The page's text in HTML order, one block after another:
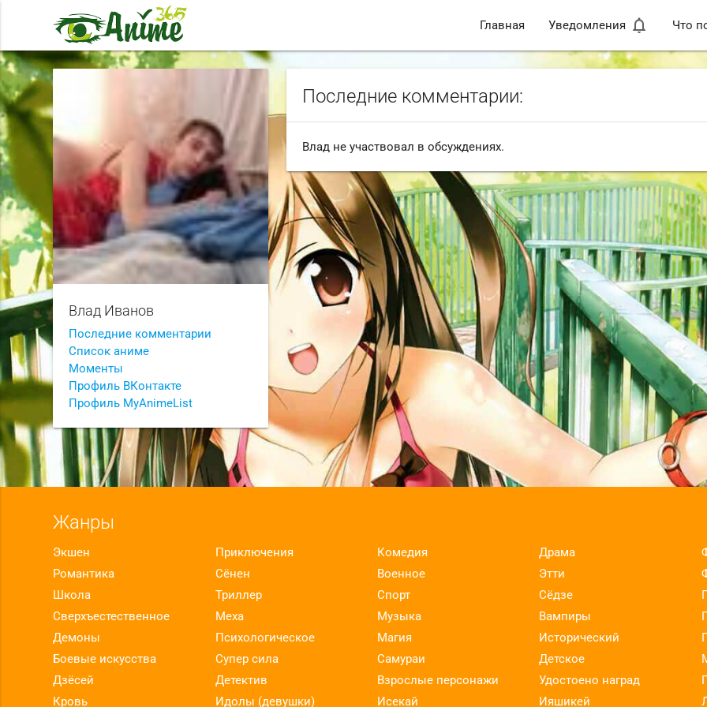
Главная Уведомления notifications_none Что
Влад Иванов
Последние комментарии
Список аниме
Моменты
Профиль ВКонтакте
Профиль MyAnimeList
Последние комментарии:
Влад не участвовал в обсуждениях.
Жанры
Экшен Приключения Комедия Драма
Романтика
Сёнен Военное Этти
Школа
Триллер Спорт Сёдзе
Сверхъестественное
Меха Музыка Вампиры
Демоны
Психологическое Магия Исторический
Боевые искусства
Супер сила Самураи Детское
Дзёсей
Детектив Взрослые персонажи Удостоено наград
Кровь
Идолы (девушки) Исекай Ияшикей